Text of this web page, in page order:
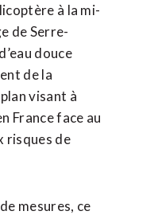
à la mi-
de Serre-
douce
de la
visant à
France face au
risques de
mesures, ce